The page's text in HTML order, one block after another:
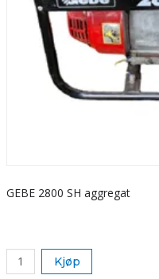
GEBE 2800 SH aggregat
Kjøp